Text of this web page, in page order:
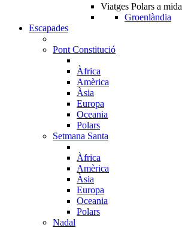
Viatges Polars a mida
Groenlàndia
Escapades
Pont Constitució
Àfrica
Amèrica
Àsia
Europa
Oceania
Polars
Setmana Santa
Àfrica
Amèrica
Àsia
Europa
Oceania
Polars
Nadal